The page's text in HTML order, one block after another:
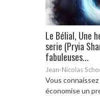
Le Bélial, Une
serie (Pryia
fabuleuses...
Jean-Nicolas
Vous
économise un